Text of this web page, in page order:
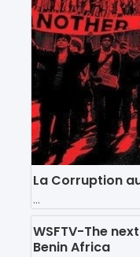
La Corruption
...
WSFTV-The
Benin Africa